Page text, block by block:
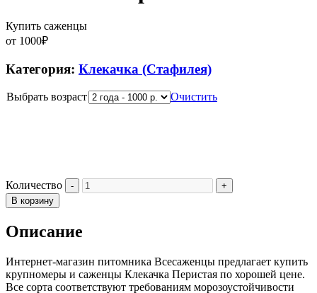
Купить саженцы
от 1000₽
Категория: Клекачка (Стафилея)
Выбрать возраст Очистить
Количество
В корзину
Описание
Интернет-магазин питомника Всесаженцы предлагает купить
крупномеры и саженцы Клекачка Перистая по хорошей цене.
Все сорта соответствуют требованиям морозоустойчивости